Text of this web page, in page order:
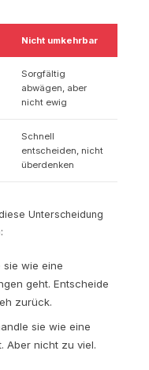
Nicht umkehrbar
Sorgfältig
abwägen, aber
nicht ewig
Schnell
entscheiden, nicht
überdenken
Unterscheidung
sie wie eine
geht. Entscheide
zurück.
sie wie eine
Aber nicht zu viel.